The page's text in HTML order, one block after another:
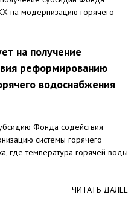
на получение
реформированию
водоснабжения
Фонда содействия
системы горячего
где температура горячей воды
ЧИТАТЬ ДАЛЕЕ